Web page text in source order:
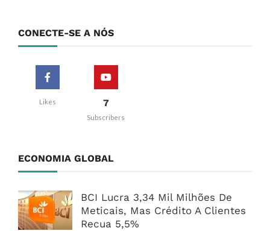
CONECTE-SE A NÓS
Likes 7
Subscribers
ECONOMIA GLOBAL
BCI Lucra 3,34 Mil Milhões De
Meticais, Mas Crédito A Clientes
Recua 5,5%